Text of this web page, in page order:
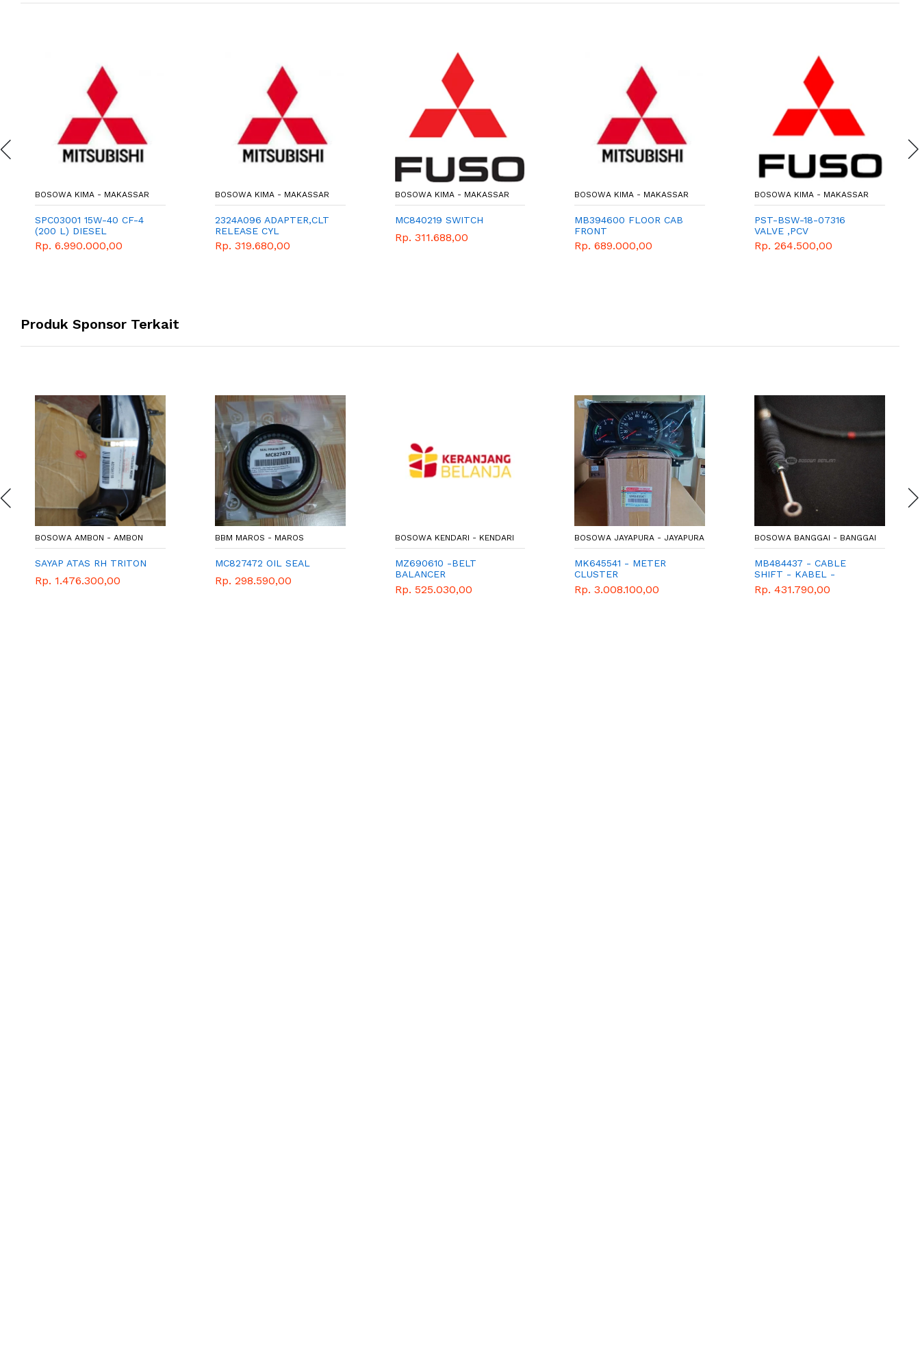
BOSOWA KIMA - MAKASSAR
SPC03001 15W-40 CF-4
(200 L) DIESEL
Rp. 6.990.000,00
BOSOWA KIMA - MAKASSAR
2324A096 ADAPTER,CLT
RELEASE CYL
Rp. 319.680,00
BOSOWA KIMA - MAKASSAR
MC840219 SWITCH
Rp. 311.688,00
BOSOWA KIMA - MAKASSAR
MB394600 FLOOR CAB
FRONT
Rp. 689.000,00
BOSOWA KIMA - MAKASSAR
PST-BSW-18-07316
VALVE ,PCV
Rp. 264.500,00
Produk Sponsor Terkait
BOSOWA AMBON - AMBON
SAYAP ATAS RH TRITON
Rp. 1.476.300,00
BBM MAROS - MAROS
MC827472 OIL SEAL
Rp. 298.590,00
BOSOWA KENDARI - KENDARI
MZ690610 -BELT
BALANCER
Rp. 525.030,00
BOSOWA JAYAPURA - JAYAPURA
MK645541 - METER
CLUSTER
Rp. 3.008.100,00
BOSOWA BANGGAI - BANGGAI
MB484437 - CABLE
SHIFT - KABEL -
GENUINE SPAREPART
MITSUBISHI
Rp. 431.790,00